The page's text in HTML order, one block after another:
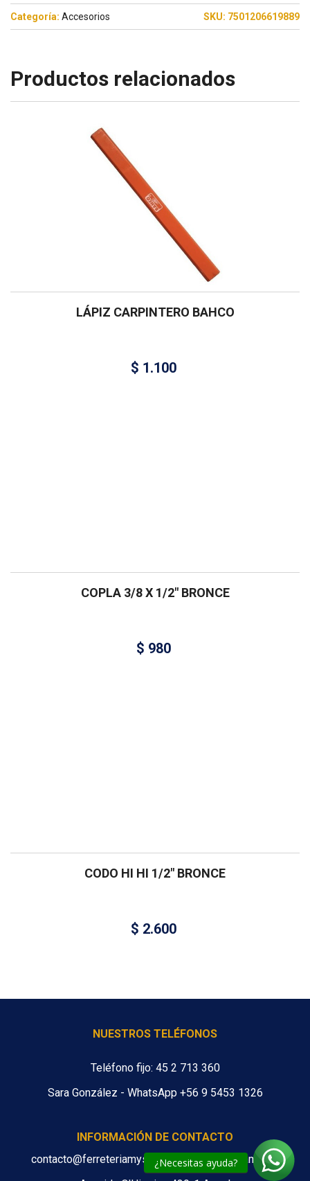
¿Necesitas ayuda?
Categoría: Accesorios SKU: 7501206619889
Productos relacionados
LÁPIZ CARPINTERO BAHCO
$ 1.100
COPLA 3/8 X 1/2″ BRONCE
$ 980
CODO HI HI 1/2″ BRONCE
$ 2.600
NUESTROS TELÉFONOS
Teléfono fijo: 45 2 713 360
Sara González - WhatsApp +56 9 5453 1326
INFORMACIÓN DE CONTACTO
contacto@ferreteriamys.cl ventas@ferreteriamys.cl